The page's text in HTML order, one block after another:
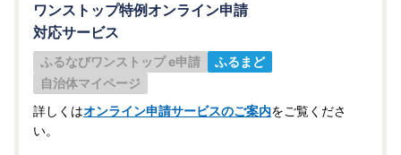
ワンストップ特例オンライン申請
対応サービス
ふるなびワンストップ e申請
ふるまど
自治体マイページ
詳しくはオンライン申請サービスのご案内をご覧くださ
い。